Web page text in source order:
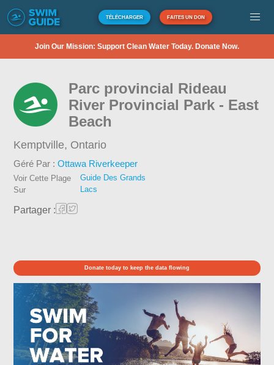
TÉLÉCHARGER FAITES UN DON
Join Our Mission: Support Clean Water Today. Donate Now.
Parc provincial Rideau
River Provincial Park - East
Beach
Kemptville, Ontario
Géré Par :Ottawa Riverkeeper
Voir Cette Plage
Sur
Guide Des Grands
Lacs
Partager :
Donate today to keep the data flowing